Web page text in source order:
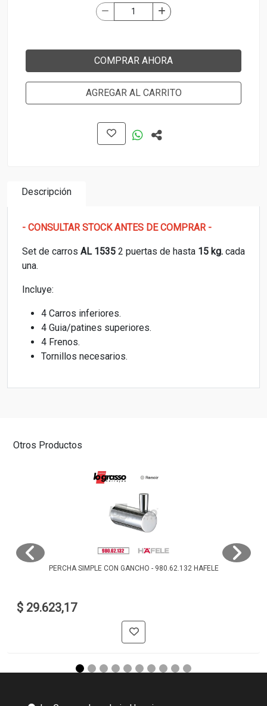
COMPRAR AHORA
AGREGAR AL CARRITO
Descripción
- CONSULTAR STOCK ANTES DE COMPRAR -
Set de carros AL 1535 2 puertas de hasta 15 kg. cada
una.
Incluye:
4 Carros inferiores.
4 Guia/patines superiores.
4 Frenos.
Tornillos necesarios.
Otros Productos
PERCHA SIMPLE CON GANCHO - 980.62.132 HAFELE
$ 29.623,17